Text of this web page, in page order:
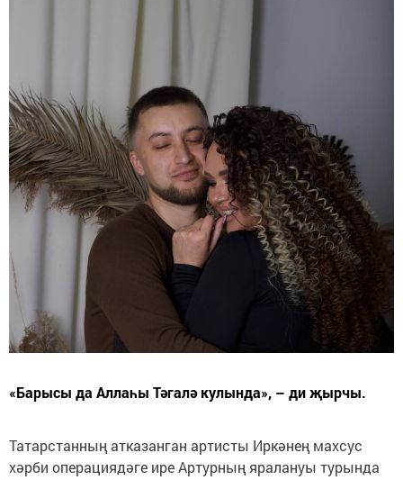
«Барысы да Аллаһы Тәгалә кулында», – ди җырчы.
Татарстанның атказанган артисты Иркәнең махсус
хәрби операциядәге ире Артурның яралануы турында